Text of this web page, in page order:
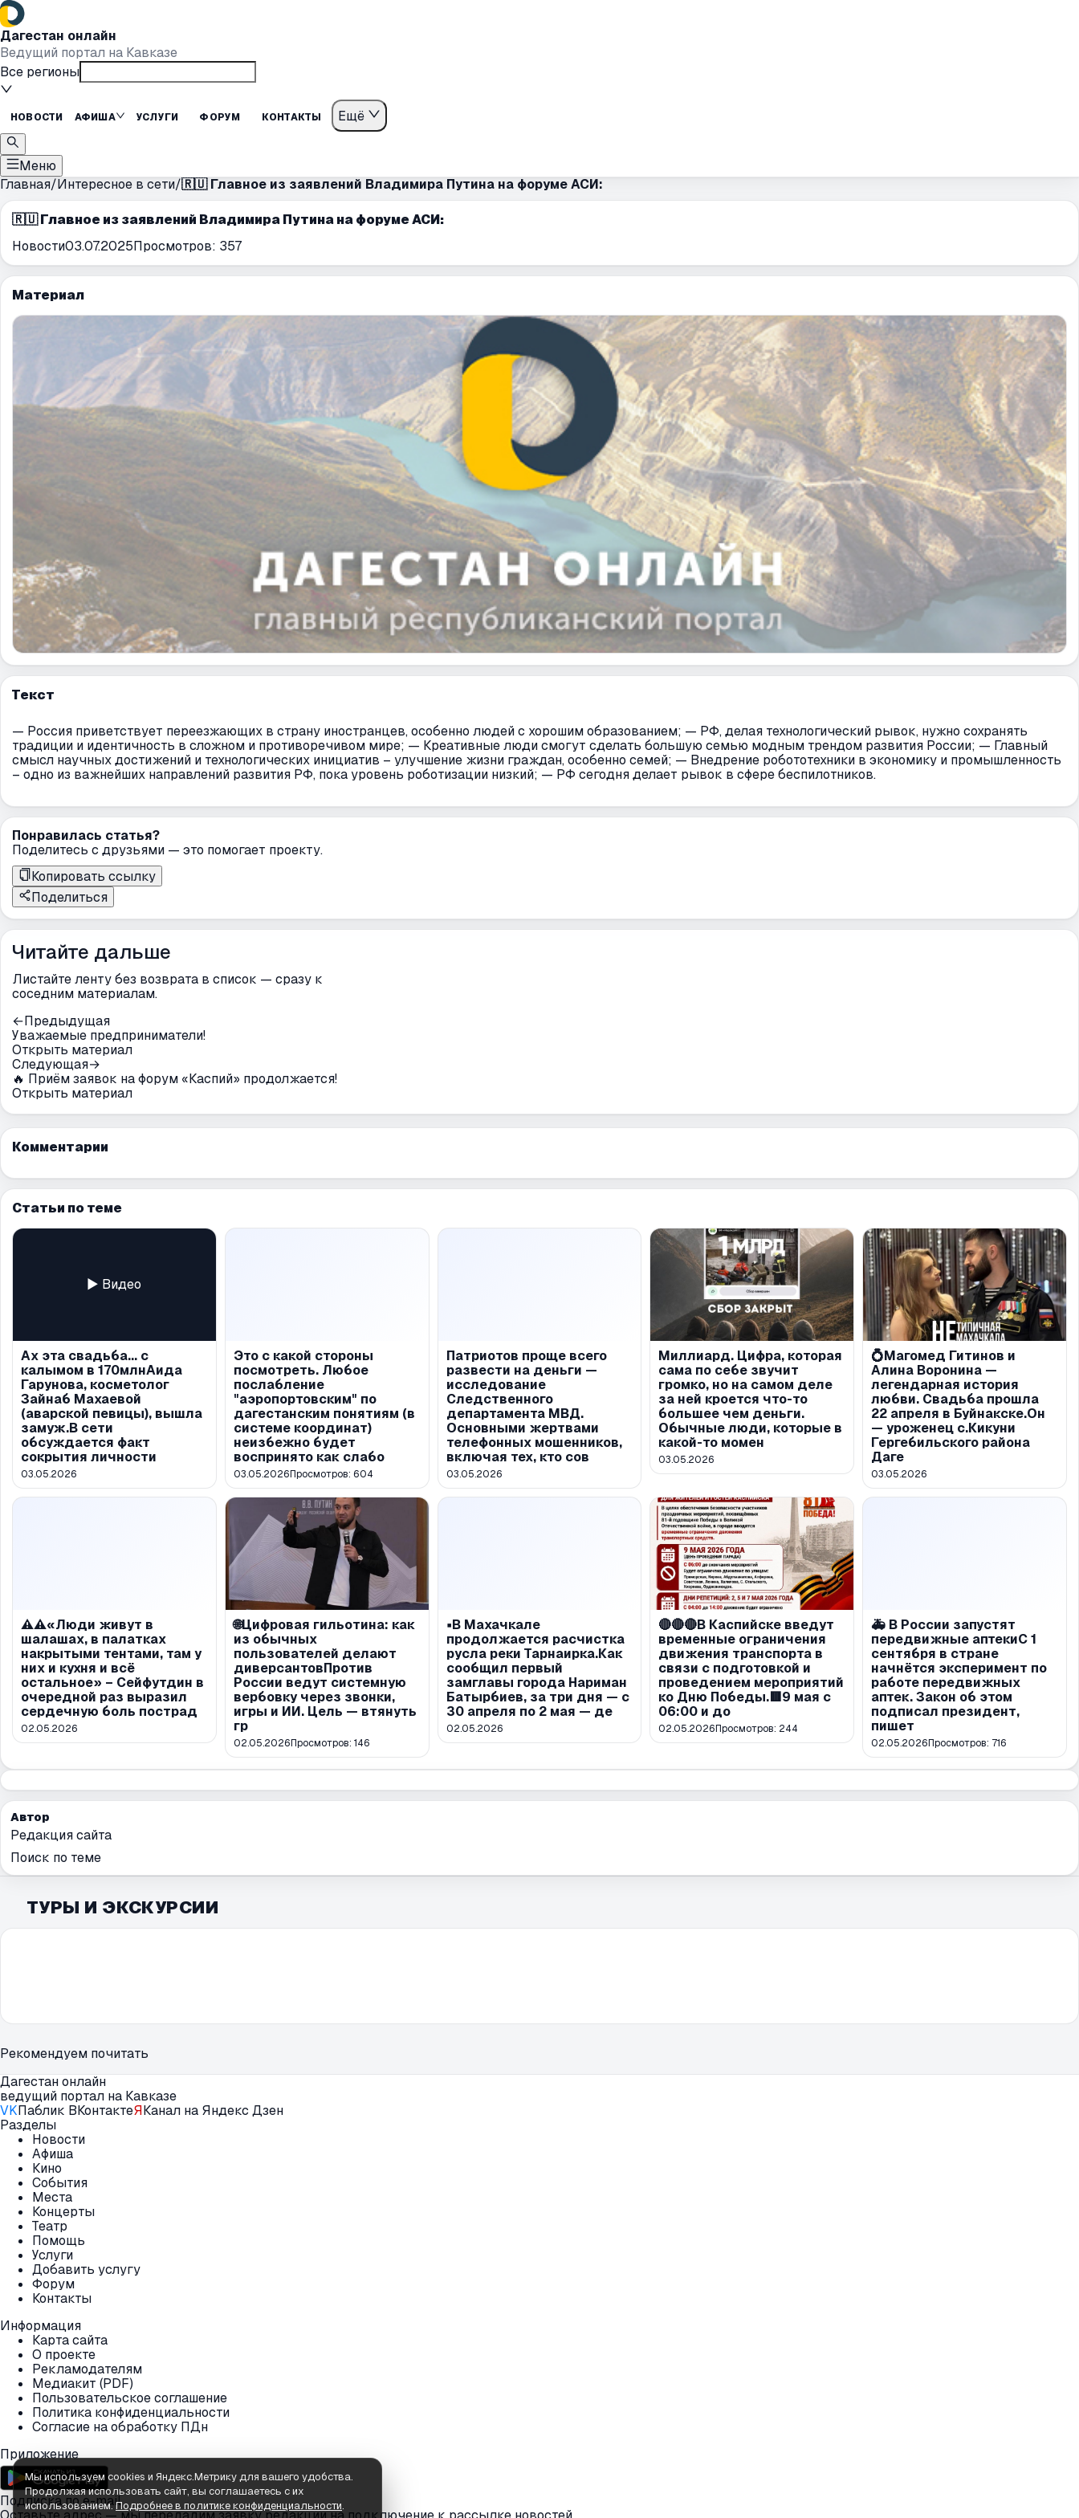
Дагестан онлайн
Ведущий портал на Кавказе
Все регионы
НОВОСТИ АФИША УСЛУГИ ФОРУМ КОНТАКТЫ Ещё
Меню
Главная/Интересное в сети/🇷🇺 Главное из заявлений Владимира Путина на форуме АСИ:
🇷🇺 Главное из заявлений Владимира Путина на форуме АСИ:
Новости03.07.2025Просмотров: 357
Материал
Текст
— Россия приветствует переезжающих в страну иностранцев, особенно людей с хорошим образованием; — РФ, делая технологический рывок, нужно сохранять
традиции и идентичность в сложном и противоречивом мире; — Креативные люди смогут сделать большую семью модным трендом развития России; — Главный
смысл научных достижений и технологических инициатив – улучшение жизни граждан, особенно семей; — Внедрение робототехники в экономику и промышленность
– одно из важнейших направлений развития РФ, пока уровень роботизации низкий; — РФ сегодня делает рывок в сфере беспилотников.
Понравилась статья?
Поделитесь с друзьями — это помогает проекту.
Копировать ссылку
Поделиться
Читайте дальше
Листайте ленту без возврата в список — сразу к
соседним материалам.
←Предыдущая
Уважаемые предприниматели!
Открыть материал
Следующая→
🔥 Приём заявок на форум «Каспий» продолжается!
Открыть материал
Комментарии
Статьи по теме
▶ Видео
Ах эта свадьба... с
калымом в 170млнАида
Гарунова, косметолог
Зайнаб Махаевой
(аварской певицы), вышла
замуж.В сети
обсуждается факт
сокрытия личности
03.05.2026
Это с какой стороны
посмотреть. Любое
послабление
"аэропортовским" по
дагестанским понятиям (в
системе координат)
неизбежно будет
воспринято как слабо
03.05.2026Просмотров: 604
Патриотов проще всего
развести на деньги —
исследование
Следственного
департамента МВД.
Основными жертвами
телефонных мошенников,
включая тех, кто сов
03.05.2026
Миллиард. Цифра, которая
сама по себе звучит
громко, но на самом деле
за ней кроется что-то
большее чем деньги.
Обычные люди, которые в
какой-то момен
03.05.2026
💍Магомед Гитинов и
Алина Воронина —
легендарная история
любви. Свадьба прошла
22 апреля в Буйнакске.Он
— уроженец с.Кикуни
Гергебильского района
Даге
03.05.2026
⚠️⚠️«Люди живут в
шалашах, в палатках
накрытыми тентами, там у
них и кухня и всё
остальное» – Сейфутдин в
очередной раз выразил
сердечную боль пострад
02.05.2026
🌐Цифровая гильотина: как
из обычных
пользователей делают
диверсантовПротив
России ведут системную
вербовку через звонки,
игры и ИИ. Цель — втянуть
гр
02.05.2026Просмотров: 146
▪️В Махачкале
продолжается расчистка
русла реки Тарнаирка.Как
сообщил первый
замглавы города Нариман
Батырбиев, за три дня — с
30 апреля по 2 мая — де
02.05.2026
🔴🔴🔴В Каспийске введут
временные ограничения
движения транспорта в
связи с подготовкой и
проведением мероприятий
ко Дню Победы.🟥9 мая с
06:00 и до
02.05.2026Просмотров: 244
🚑 В России запустят
передвижные аптекиС 1
сентября в стране
начнётся эксперимент по
работе передвижных
аптек. Закон об этом
подписал президент,
пишет
02.05.2026Просмотров: 716
Автор
Редакция сайта
Поиск по теме
ТУРЫ И ЭКСКУРСИИ
Рекомендуем почитать
Дагестан онлайн
ведущий портал на Кавказе
VKПаблик ВКонтактеЯКанал на Яндекс Дзен
Разделы
Новости
Афиша
Кино
События
Места
Концерты
Театр
Помощь
Услуги
Добавить услугу
Форум
Контакты
Информация
Карта сайта
О проекте
Рекламодателям
Медиакит (PDF)
Пользовательское соглашение
Политика конфиденциальности
Согласие на обработку ПДн
Приложение
Подписка по e-mail
Мы используем cookies и Яндекс.Метрику для вашего удобства.
Продолжая использовать сайт, вы соглашаетесь с их
использованием.Подробнее в политике конфиденциальности.